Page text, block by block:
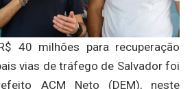
40 milhões para recuperação
vias de tráfego de Salvador foi
ACM Neto (DEM), neste